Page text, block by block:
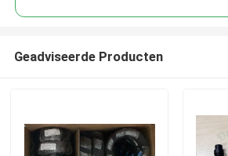
Geadviseerde Producten